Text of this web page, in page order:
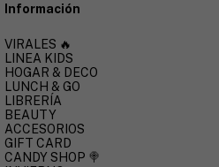
Información
VIRALES 🔥
LINEA KIDS
HOGAR & DECO
LUNCH & GO
LIBRERÍA
BEAUTY
ACCESORIOS
GIFT CARD
CANDY SHOP 🍭